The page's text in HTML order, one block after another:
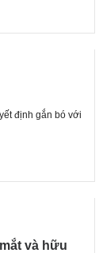
định gắn bó với
và hữu